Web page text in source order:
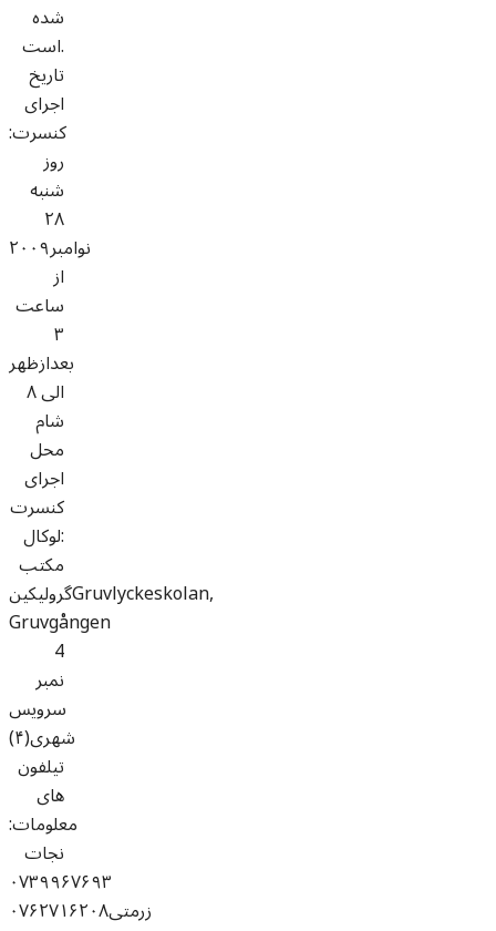
شده
است.
تاریخ
اجرای
کنسرت:
روز
شنبه
۲۸
نوامبر۲۰۰۹
از
ساعت
۳
بعدازظهر
الی ۸
شام
محل
اجرای
کنسرت
:لوکال
مکتب
گرولیکینGruvlyckeskolan,
Gruvgången
4
نمبر
سرویس
شهری(۴)
تیلفون
های
معلومات:
نجات
۰۷۳۹۹۶۷۶۹۳
زرمتی۰۷۶۲۷۱۶۲۰۸